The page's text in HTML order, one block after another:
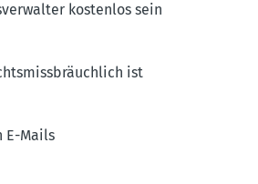
kostenlos sein
ist
E-Mails